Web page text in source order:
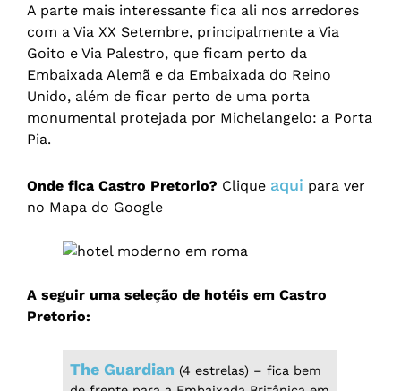
A parte mais interessante fica ali nos arredores
com a Via XX Setembre, principalmente a Via
Goito e Via Palestro, que ficam perto da
Embaixada Alemã e da Embaixada do Reino
Unido, além de ficar perto de uma porta
monumental protejada por Michelangelo: a Porta
Pia.
Onde fica Castro Pretorio? Clique aqui para ver
no Mapa do Google
A seguir uma seleção de hotéis em Castro
Pretorio:
The Guardian (4 estrelas) – fica bem